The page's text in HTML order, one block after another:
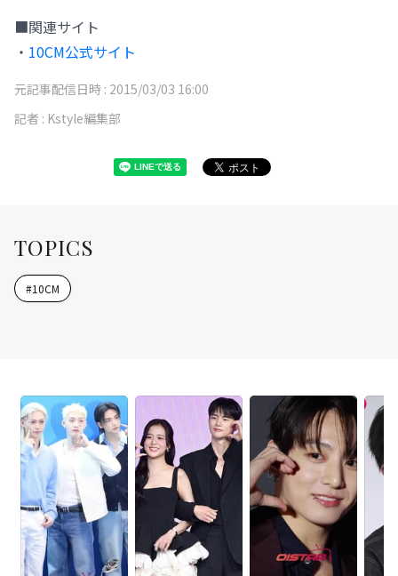
■関連サイト
・ 10CM公式サイト
元記事配信日時 : 2015/03/03 16:00
記者 : Kstyle編集部
TOPICS
#10CM